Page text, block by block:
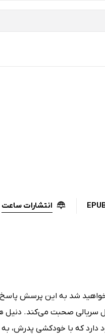
انتشارات ساعت
خواهید شد به این پرسش
سریالی صحبت می‌کند. دنیل
دارد که با خودکشی پدرش،